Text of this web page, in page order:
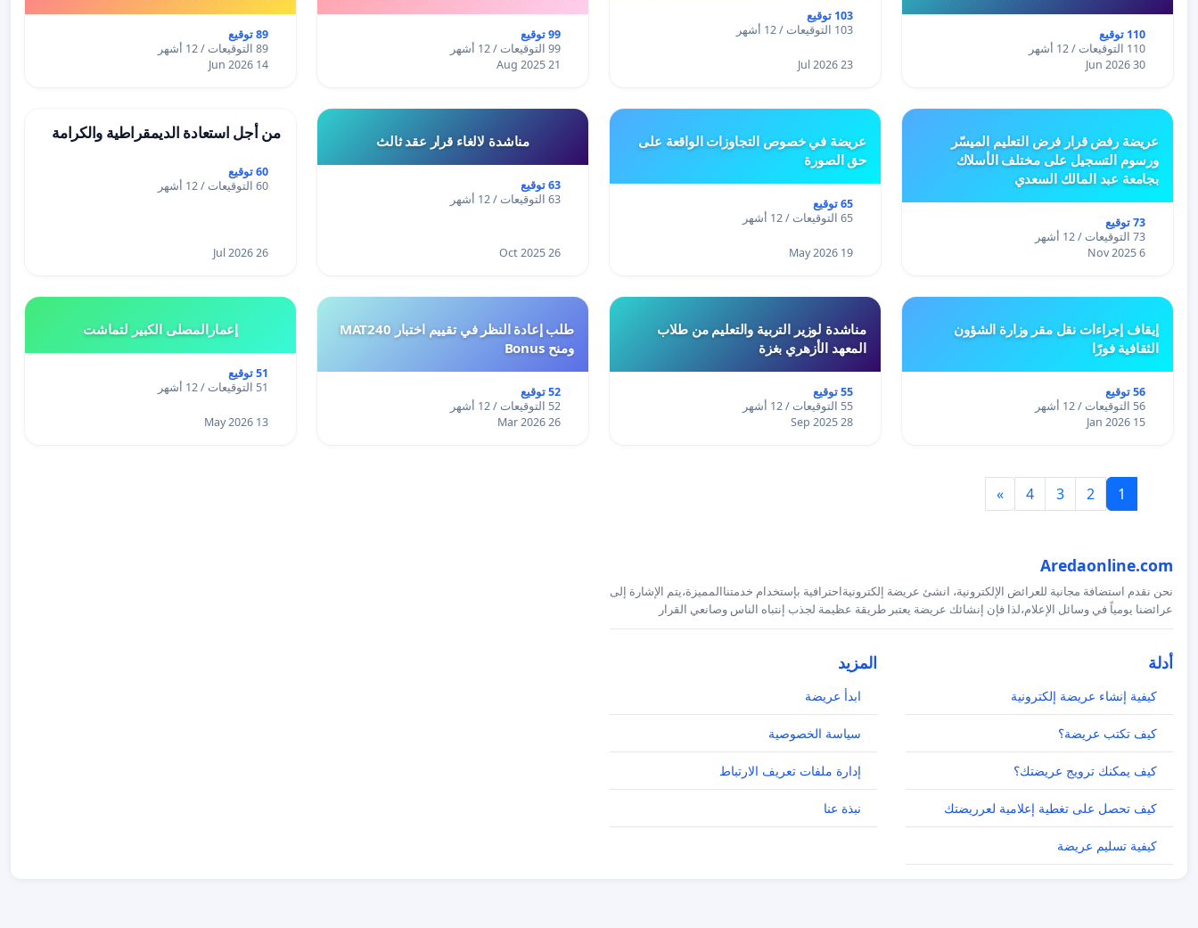
110 توقيع
110 التوقيعات / 12 أشهر
30 Jun 2026
103 توقيع
103 التوقيعات / 12 أشهر
23 Jul 2026
99 توقيع
99 التوقيعات / 12 أشهر
21 Aug 2025
89 توقيع
89 التوقيعات / 12 أشهر
14 Jun 2026
عريضة رفض قرار فرض التعليم الميسّر
ورسوم التسجيل على مختلف الأسلاك
بجامعة عبد المالك السعدي
73 توقيع
73 التوقيعات / 12 أشهر
6 Nov 2025
عريضة في خصوص التجاوزات الواقعة على
حق الصورة
65 توقيع
65 التوقيعات / 12 أشهر
19 May 2026
مناشدة لالغاء قرار عقد ثالث
63 توقيع
63 التوقيعات / 12 أشهر
26 Oct 2025
من أجل استعادة الديمقراطية والكرامة
60 توقيع
60 التوقيعات / 12 أشهر
26 Jul 2026
إيقاف إجراءات نقل مقر وزارة الشؤون
الثقافية فورًا
56 توقيع
56 التوقيعات / 12 أشهر
15 Jan 2026
مناشدة لوزير التربية والتعليم من طلاب
المعهد الأزهري بغزة
55 توقيع
55 التوقيعات / 12 أشهر
28 Sep 2025
طلب إعادة النظر في تقييم اختبار MAT240
ومنح Bonus
52 توقيع
52 التوقيعات / 12 أشهر
26 Mar 2026
إعمارالمصلى الكبير لتماشت
51 توقيع
51 التوقيعات / 12 أشهر
13 May 2026
1
2
3
4
»
Aredaonline.com
نحن نقدم استضافة مجانية للعرائض الإلكترونية، انشئ عريضة إلكترونيةاحترافية بإستخدام خدمتناالمميزة،يتم الإشارة إلى
عرائضنا يومياً في وسائل الإعلام،لذا فإن إنشائك عريضة يعتبر طريقة عظيمة لجذب إنتباه الناس وصانعي القرار
أدلة
كيفية إنشاء عريضة إلكترونية
كيف تكتب عريضة؟
كيف يمكنك ترويج عريضتك؟
كيف تحصل على تغطية إعلامية لعرريضتك
كيفية تسليم عريضة
المزيد
ابدأ عريضة
سياسة الخصوصية
إدارة ملفات تعريف الارتباط
نبذة عنا